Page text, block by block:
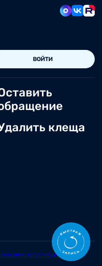
ВОЙТИ
клеща
услуг медицинскими